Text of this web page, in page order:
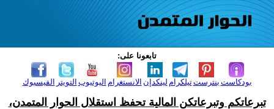
تابعونا على:
الفيسبوك التويتر اليوتيوب الانستغرام لينكدإن تيلكرامبنترست بودكاست
تبرعاتكم وتبرعاتكن المالية تحفظ استقلال الحوار المتمدن،